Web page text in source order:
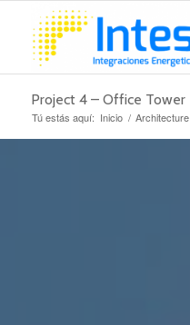
Project 4 – Office Tower
Tú estás aquí: Inicio / Architecture